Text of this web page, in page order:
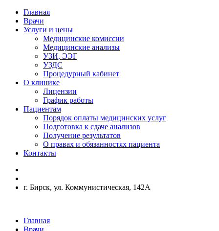
Главная
Врачи
Услуги и цены
Медицинские комиссии
Медицинские анализы
УЗИ, ЭЭГ
УЗДС
Процедурный кабинет
О клинике
Лицензии
График работы
Пациентам
Порядок оплаты медицинских услуг
Подготовка к сдаче анализов
Получение результатов
О правах и обязанностях пациента
Контакты
г. Бирск, ул. Коммунистическая, 142А
Главная
Врачи